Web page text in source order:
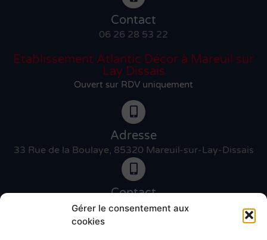
Gérer le consentement aux
cookies
Contact
06 26 28 53 22
Etablissement Atlantic Décor à Mareuil sur
Lay Dissais
Ouvert sur RDV uniquement
Adresse
33 Rue de la Boulaye, 85320 Mareuil-sur-Lay-Dissais
Contact
06 46 27 89 83